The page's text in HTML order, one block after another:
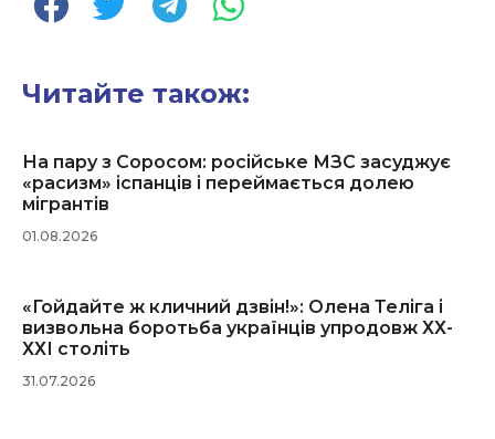
Читайте також:
На пару з Соросом: російське МЗС засуджує
«расизм» іспанців і переймається долею
мігрантів
01.08.2026
«Гойдайте ж кличний дзвін!»: Олена Теліга і
визвольна боротьба українців упродовж ХХ-
ХХІ століть
31.07.2026